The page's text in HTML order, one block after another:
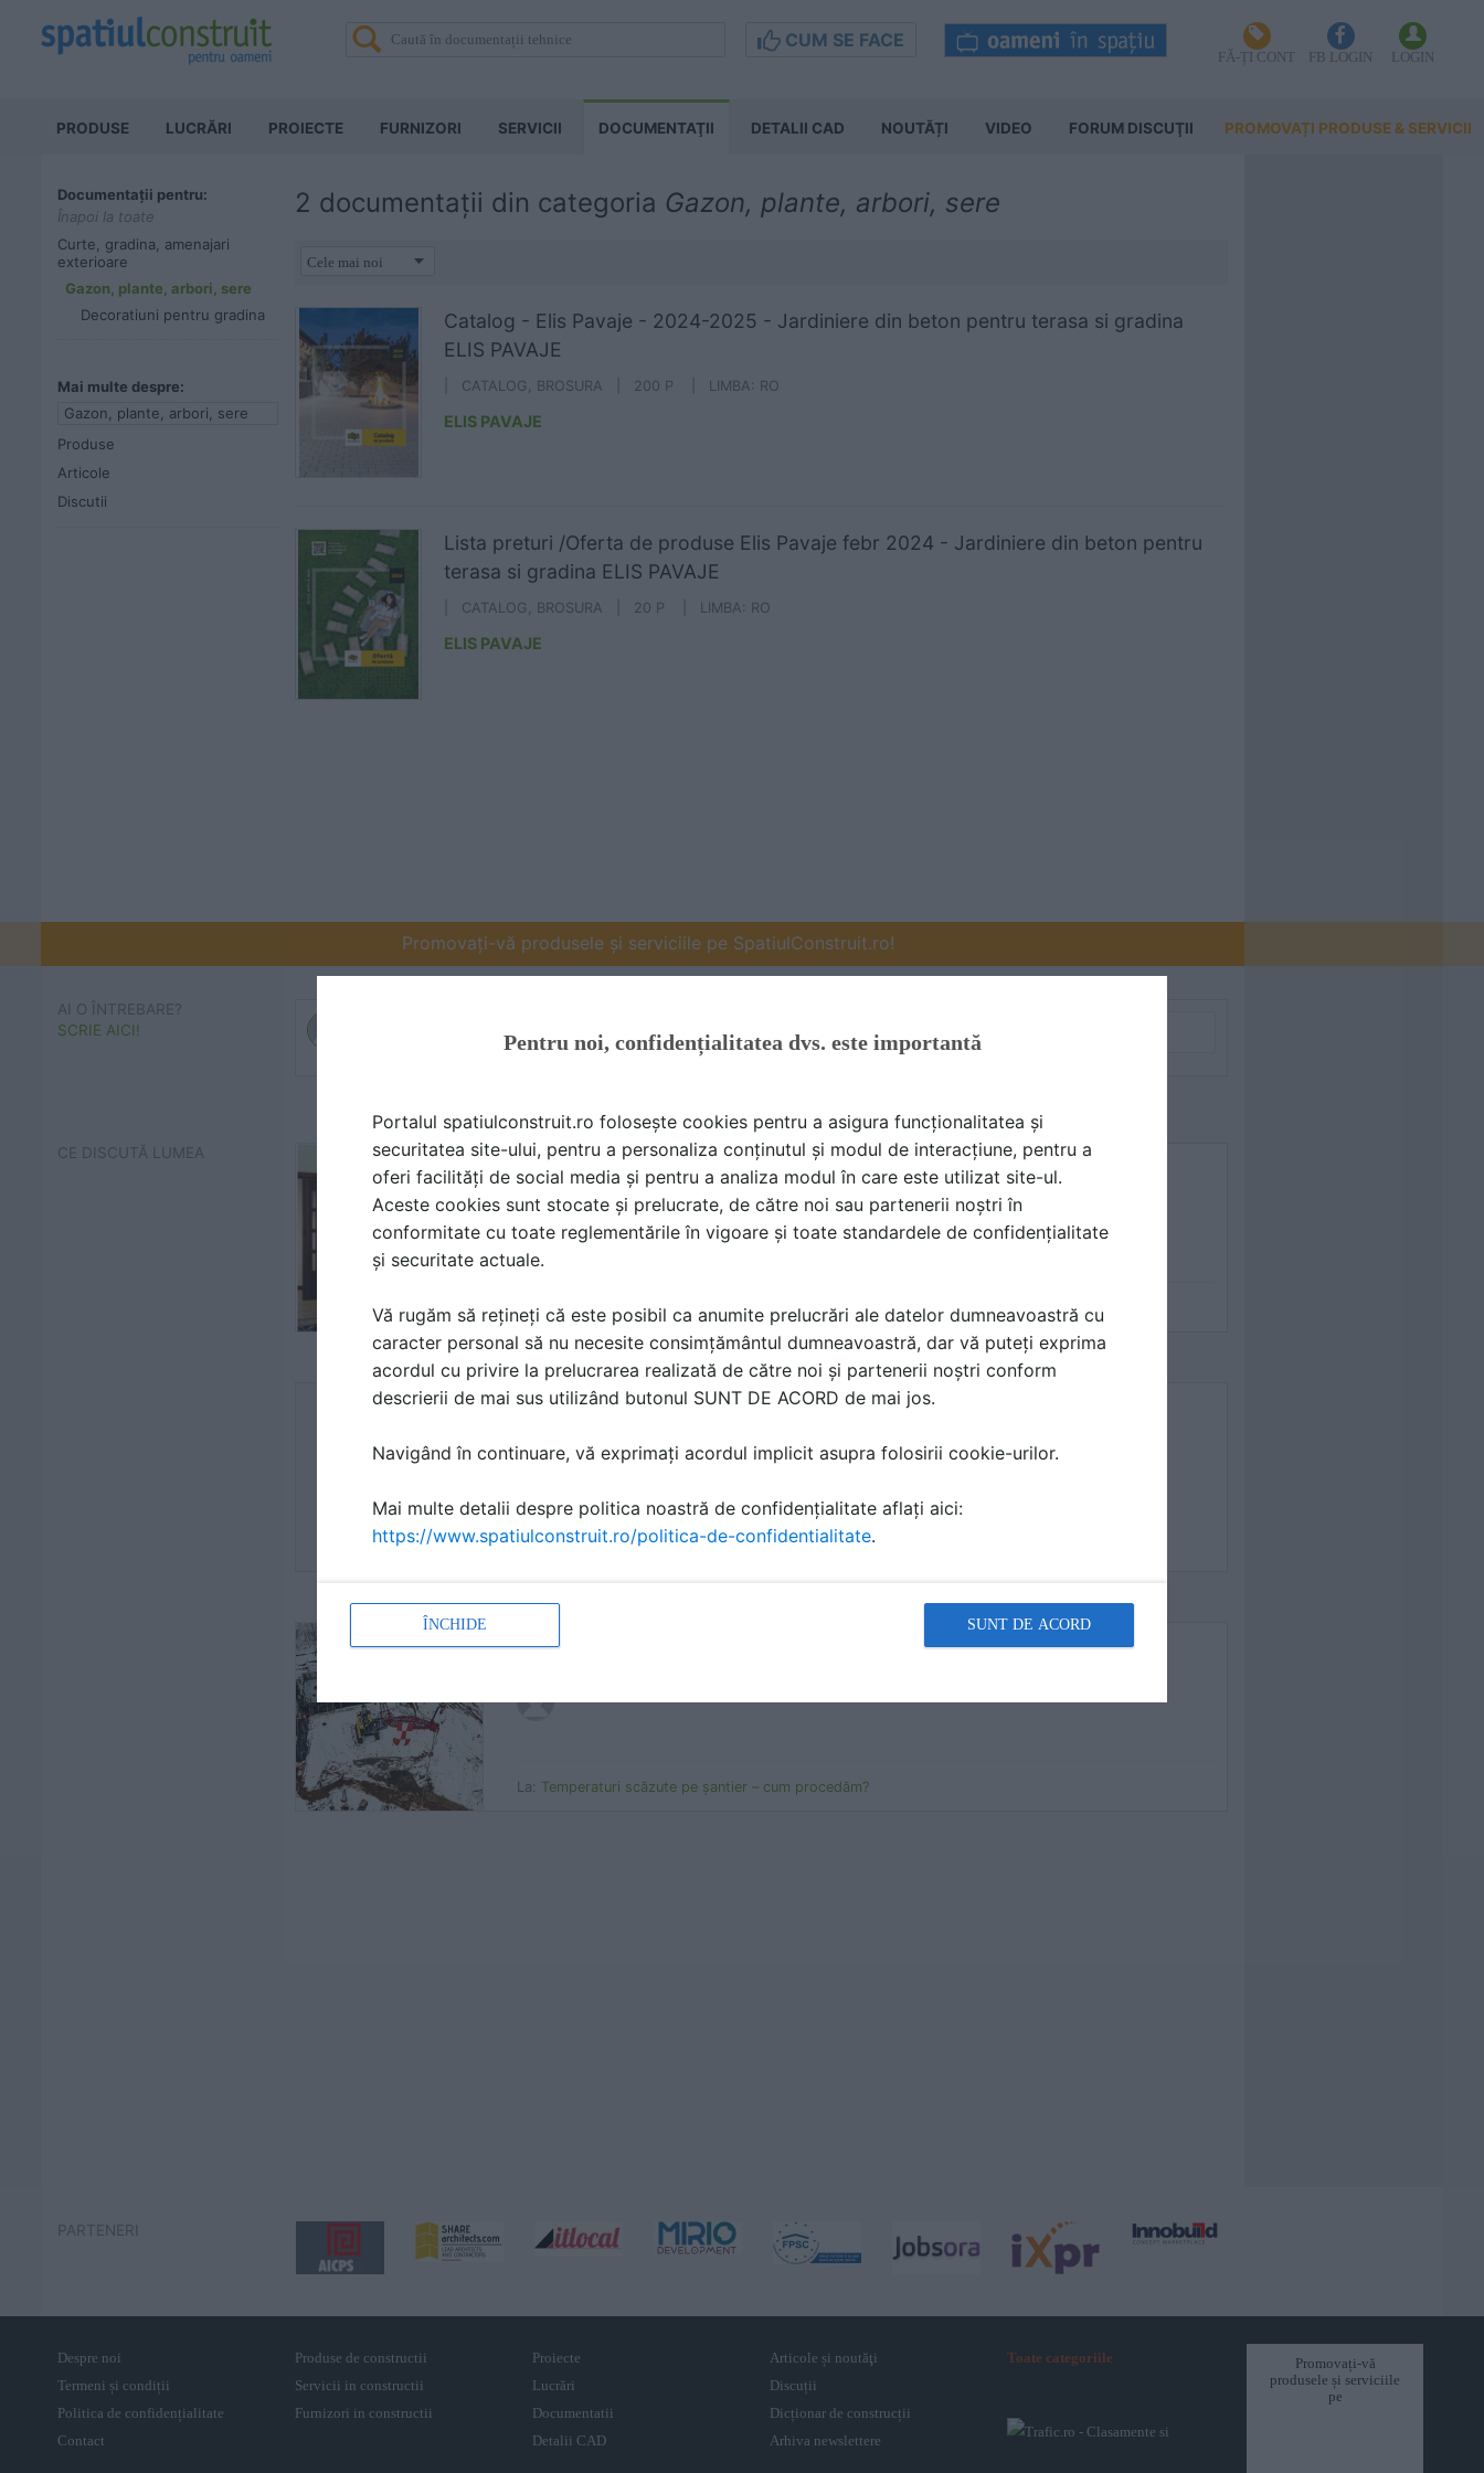
CUM SE FACE
FĂ-ȚI CONT FB LOGIN LOGIN
PRODUSE LUCRĂRI PROIECTE FURNIZORI SERVICII DOCUMENTAŢII DETALII CAD NOUTĂȚI VIDEO FORUM DISCUŢII PROMOVAȚI PRODUSE & SERVICII
Documentații pentru:
Înapoi la toate
Curte, gradina, amenajari
exterioare
Gazon, plante, arbori, sere
Decoratiuni pentru gradina
Mai multe despre:
Gazon, plante, arbori, sere
Produse
Articole
Discutii
2 documentații din categoria Gazon, plante, arbori, sere
Catalog - Elis Pavaje - 2024-2025 - Jardiniere din beton pentru terasa si gradina
ELIS PAVAJE
| CATALOG, BROSURA | 200 P | LIMBA: RO
ELIS PAVAJE
Lista preturi /Oferta de produse Elis Pavaje febr 2024 - Jardiniere din beton pentru
terasa si gradina ELIS PAVAJE
| CATALOG, BROSURA | 20 P | LIMBA: RO
ELIS PAVAJE
Promovați-vă produsele și serviciile pe SpatiulConstruit.ro!
AI O ÎNTREBARE?
SCRIE AICI!
CE DISCUTĂ LUMEA
oferta de pret usi pliante
SC PROFOSERV SRLa scris la data 16 Jun 2026, 13:13
La: Italbox executa la comanda usi pliante pe dimensiuni speciale
Proiectare cap-coada
HelpDesk SpatiulConstruit.roa scrisla data 21 Apr 2026, 10:28
test3
La: Temperaturi scăzute pe șantier – cum procedăm?
PARTENERI
Despre noi
Termeni și condiții
Politica de confidențialitate
Contact
Produse de constructii
Servicii in constructii
Furnizori in constructii
Proiecte
Lucrări
Documentatii
Detalii CAD
Articole și noutăţi
Discuții
Dicționar de construcții
Arhiva newslettere
Toate categoriile
Promovați-vă
produsele și serviciile
pe
Pentru noi, confidențialitatea dvs. este importantă
Portalul spatiulconstruit.ro folosește cookies pentru a asigura funcționalitatea și
securitatea site-ului, pentru a personaliza conținutul și modul de interacțiune, pentru a
oferi facilități de social media și pentru a analiza modul în care este utilizat site-ul.
Aceste cookies sunt stocate și prelucrate, de către noi sau partenerii noștri în
conformitate cu toate reglementările în vigoare și toate standardele de confidențialitate
și securitate actuale.
Vă rugăm să rețineți că este posibil ca anumite prelucrări ale datelor dumneavoastră cu
caracter personal să nu necesite consimțământul dumneavoastră, dar vă puteți exprima
acordul cu privire la prelucrarea realizată de către noi și partenerii noștri conform
descrierii de mai sus utilizând butonul SUNT DE ACORD de mai jos.
Navigând în continuare, vă exprimați acordul implicit asupra folosirii cookie-urilor.
Mai multe detalii despre politica noastră de confidențialitate aflați aici:
https://www.spatiulconstruit.ro/politica-de-confidentialitate.
ÎNCHIDE SUNT DE ACORD